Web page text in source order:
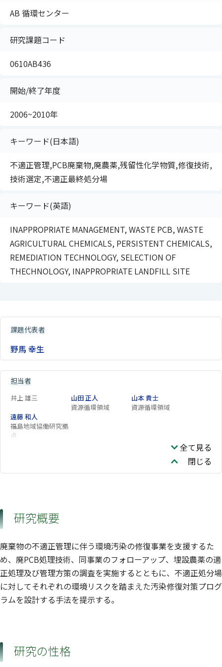
AB 循環センター
研究課題コード
0610AB436
開始/終了年度
2006~2010年
キーワード(日本語)
不適正管理,PCB廃棄物,廃農薬,残留性化学物質,修復技術,
技術選定,不適正最終処分場
キーワード(英語)
INAPPROPRIATE MANAGEMENT, WASTE PCB, WASTE
AGRICULTURAL CHEMICALS, PERSISTENT CHEMICALS,
REMEDIATION TECHNOLOGY, SELECTION OF
THECHNOLOGY, INAPPROPRIATE LANDFILL SITE
課題代表者
野馬 幸生
担当者
井上 雄三
山田 正人
資源循環領域
山本 貴士
資源循環領域
遠藤 和人
福島地域協働研究拠
点
全て見る
閉じる
研究概要
廃棄物の不適正管理に伴う環境汚染の修復事業を支援するた
め、廃PCB処理技術、同事業のフォローアップ、埋設農薬の適
正処理及び管理方策の調査を実施するとともに、不適正処分場
に対してそれぞれの環境リスクを踏まえた汚染修復対策プログ
ラムを設計する手法を提示する。
研究の性格